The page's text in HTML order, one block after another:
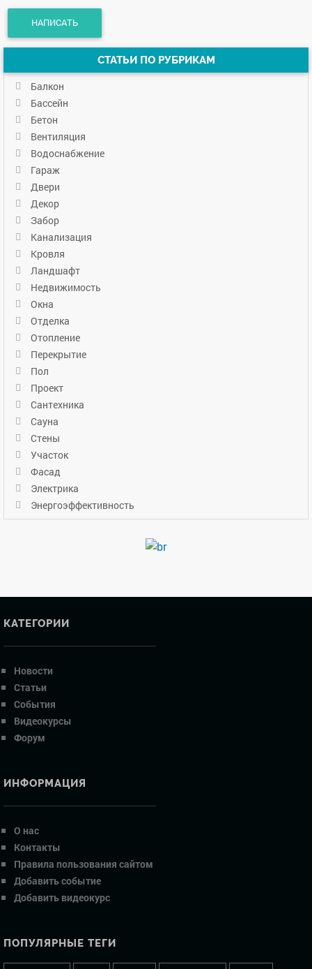
СТАТЬИ ПО РУБРИКАМ
Балкон
Бассейн
Бетон
Вентиляция
Водоснабжение
Гараж
Двери
Декор
Забор
Канализация
Кровля
Ландшафт
Недвижимость
Окна
Отделка
Отопление
Перекрытие
Пол
Проект
Сантехника
Сауна
Стены
Участок
Фасад
Электрика
Энергоэффективность
КАТЕГОРИИ
Новости
Статьи
События
Видеокурсы
Форум
ИНФОРМАЦИЯ
О нас
Контакты
Правила пользования сайтом
Добавить событие
Добавить видеокурс
ПОПУЛЯРНЫЕ ТЕГИ